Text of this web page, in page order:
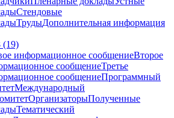
Стендовые
ТрудыДополнительная информация
(19)
информационное сообщениеВторое
сообщениеТретье
сообщениеПрограммный
Международный
ОрганизаторыПолученные
Тематический